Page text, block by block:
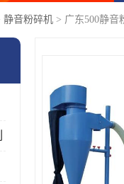
静音粉碎机 > 广东500静音